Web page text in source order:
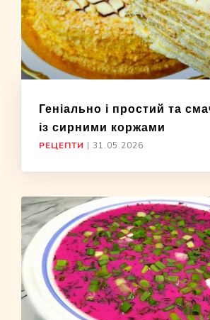
Геніально і простий та
із сирними коржами
РЕЦЕПТИ | 31.05.2026